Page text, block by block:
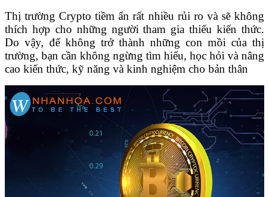
Thị trường Crypto tiềm ẩn rất nhiều rủi ro và sẽ không
thích hợp cho những người tham gia thiếu kiến thức.
Do vậy, để không trở thành những con mồi của thị
trường, bạn cần không ngừng tìm hiểu, học hỏi và nâng
cao kiến thức, kỹ năng và kinh nghiệm cho bản thân